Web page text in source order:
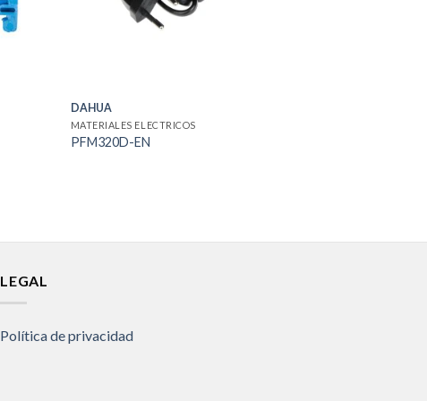
DAHUA
MATERIALES ELECTRICOS
PFM320D-EN
LEGAL
Política de privacidad